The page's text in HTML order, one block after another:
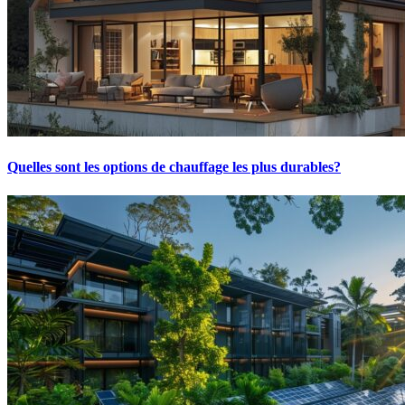
Quelles sont les options de chauffage les plus durables?